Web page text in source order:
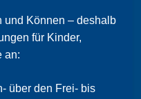
und Können – deshalb
für Kinder,
an:
über den Frei- bis